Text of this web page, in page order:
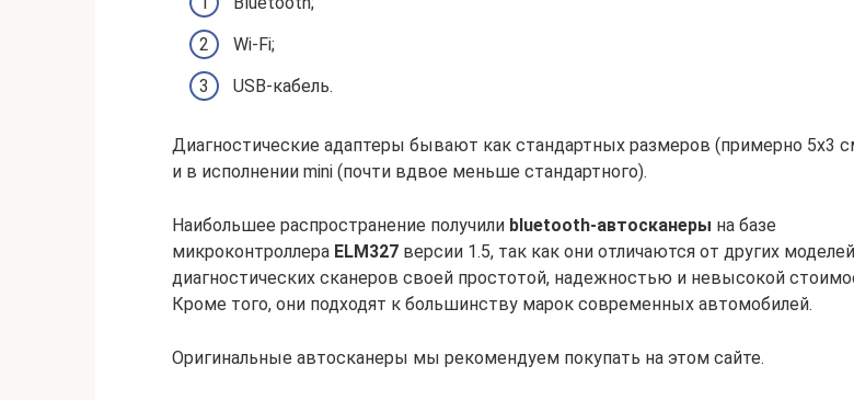
Wi-Fi;
USB-кабель.
Диагностические адаптеры бывают как стандартных размеров (примерно 5х3
и в исполнении mini (почти вдвое меньше стандартного).
Наибольшее распространение получили bluetooth-автосканеры на базе
микроконтроллера ELM327 версии 1.5, так как они отличаются от других моделей
диагностических сканеров своей простотой, надежностью и невысокой
Кроме того, они подходят к большинству марок современных автомобилей.
Оригинальные автосканеры мы рекомендуем покупать на этом сайте.